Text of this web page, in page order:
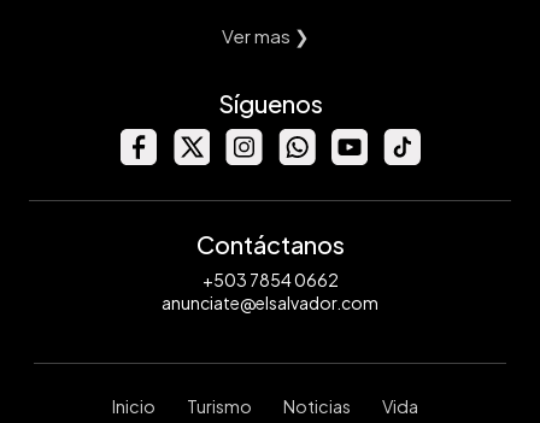
Ver mas ❯
Síguenos
Contáctanos
+503 7854 0662
anunciate@elsalvador.com
Inicio Turismo Noticias Vida